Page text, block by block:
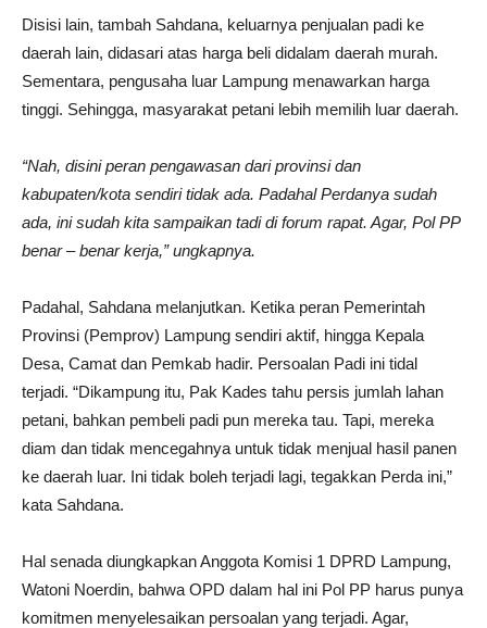
Disisi lain, tambah Sahdana, keluarnya penjualan padi ke
daerah lain, didasari atas harga beli didalam daerah murah.
Sementara, pengusaha luar Lampung menawarkan harga
tinggi. Sehingga, masyarakat petani lebih memilih luar daerah.
“Nah, disini peran pengawasan dari provinsi dan
kabupaten/kota sendiri tidak ada. Padahal Perdanya sudah
ada, ini sudah kita sampaikan tadi di forum rapat. Agar, Pol PP
benar – benar kerja,” ungkapnya.
Padahal, Sahdana melanjutkan. Ketika peran Pemerintah
Provinsi (Pemprov) Lampung sendiri aktif, hingga Kepala
Desa, Camat dan Pemkab hadir. Persoalan Padi ini tidal
terjadi. “Dikampung itu, Pak Kades tahu persis jumlah lahan
petani, bahkan pembeli padi pun mereka tau. Tapi, mereka
diam dan tidak mencegahnya untuk tidak menjual hasil panen
ke daerah luar. Ini tidak boleh terjadi lagi, tegakkan Perda ini,”
kata Sahdana.
Hal senada diungkapkan Anggota Komisi 1 DPRD Lampung,
Watoni Noerdin, bahwa OPD dalam hal ini Pol PP harus punya
komitmen menyelesaikan persoalan yang terjadi. Agar,